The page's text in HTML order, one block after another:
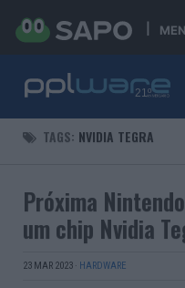
TAGS: NVIDIA TEGRA
Próxima
um chip Nvidia
23 MAR 2023 · HARDWARE